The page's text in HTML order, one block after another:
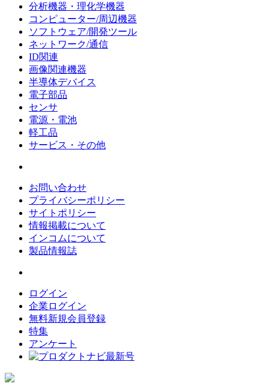
分析機器・理化学機器
コンピューター/周辺機器
ソフトウェア/開発ツール
ネットワーク/通信
ID関連
画像関連機器
半導体デバイス
電子部品
センサ
電源・電池
軽工品
サービス・その他
お問い合わせ
プライバシーポリシー
サイトポリシー
情報掲載について
インコムについて
製品情報誌
ログイン
企業ログイン
無料新規会員登録
特集
アンケート